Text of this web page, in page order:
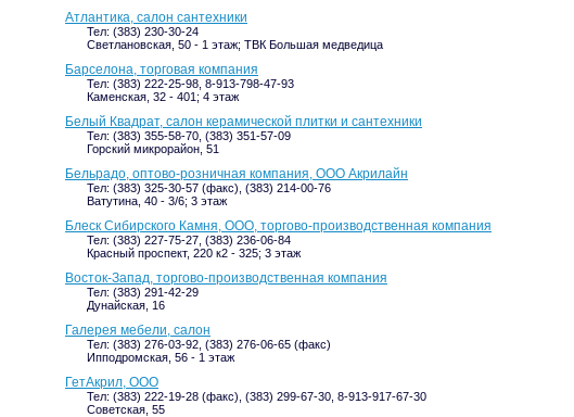
Атлантика, салон сантехники
Тел: (383) 230-30-24
Светлановская, 50 - 1 этаж; ТВК Большая медведица
Барселона, торговая компания
Тел: (383) 222-25-98, 8-913-798-47-93
Каменская, 32 - 401; 4 этаж
Белый Квадрат, салон керамической плитки и сантехники
Тел: (383) 355-58-70, (383) 351-57-09
Горский микрорайон, 51
Бельрадо, оптово-розничная компания, ООО Акрилайн
Тел: (383) 325-30-57 (факс), (383) 214-00-76
Ватутина, 40 - 3/6; 3 этаж
Блеск Сибирского Камня, ООО, торгово-производственная компания
Тел: (383) 227-75-27, (383) 236-06-84
Красный проспект, 220 к2 - 325; 3 этаж
Восток-Запад, торгово-производственная компания
Тел: (383) 291-42-29
Дунайская, 16
Галерея мебели, салон
Тел: (383) 276-03-92, (383) 276-06-65 (факс)
Ипподромская, 56 - 1 этаж
ГетАкрил, ООО
Тел: (383) 222-19-28 (факс), (383) 299-67-30, 8-913-917-67-30
Советская, 55